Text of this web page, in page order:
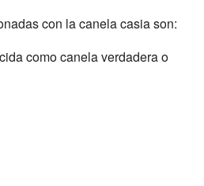
con la canela casia son:
como canela verdadera o